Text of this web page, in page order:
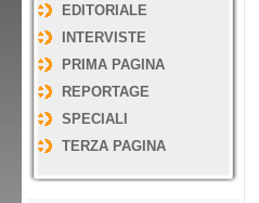
EDITORIALE
INTERVISTE
PRIMA PAGINA
REPORTAGE
SPECIALI
TERZA PAGINA